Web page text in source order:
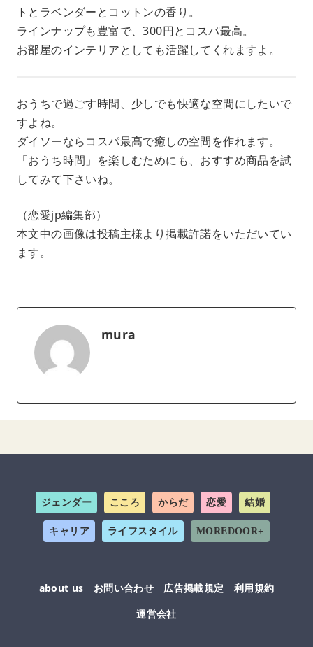
トとラベンダーとコットンの香り。
ラインナップも豊富で、300円とコスパ最高。
お部屋のインテリアとしても活躍してくれますよ。
おうちで過ごす時間、少しでも快適な空間にしたいで
すよね。
ダイソーならコスパ最高で癒しの空間を作れます。
「おうち時間」を楽しむためにも、おすすめ商品を試
してみて下さいね。
（恋愛jp編集部）
本文中の画像は投稿主様より掲載許諾をいただいてい
ます。
mura
ジェンダー こころ からだ 恋愛 結婚
キャリア ライフスタイル MOREDOOR+
about us お問い合わせ 広告掲載規定
利用規約
運営会社